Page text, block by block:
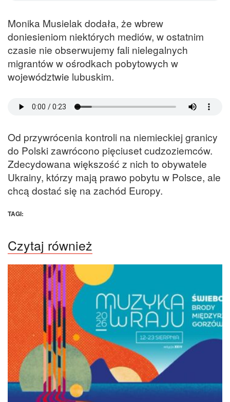
Monika Musielak dodała, że wbrew
doniesieniom niektórych mediów, w ostatnim
czasie nie obserwujemy fali nielegalnych
migrantów w ośrodkach pobytowych w
województwie lubuskim.
Od przywrócenia kontroli na niemieckiej granicy
do Polski zawrócono pięciuset cudzoziemców.
Zdecydowana większość z nich to obywatele
Ukrainy, którzy mają prawo pobytu w Polsce, ale
chcą dostać się na zachód Europy.
TAGI:
Czytaj również